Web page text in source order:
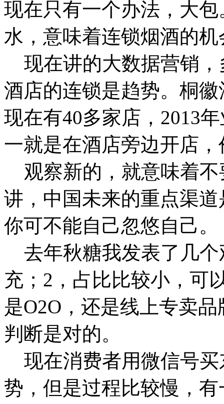
现在只有一个办法，大
水，意味着连锁烟酒的
现在讲的大数据营销，
酒店的连锁是趋势。桐
现在有40多家店，2013
一就是在酒店旁边开店
观察新的，就意味着不
讲，中国未来的重点渠
你可不能自己忽悠自己
去年秋糖我发表了几个
充；2，占比比较小，可
是O2O，还是线上专卖
判断是对的。
现在消费者用微信号买
势，但是过程比较慢，